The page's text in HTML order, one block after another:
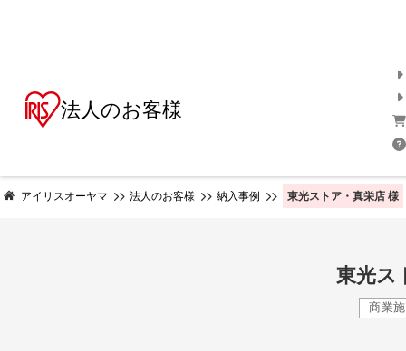
法人のお客様
アイリスオーヤマ 法人のお客様 納入事例 東光ストア・真栄店 様
東光ス
商業